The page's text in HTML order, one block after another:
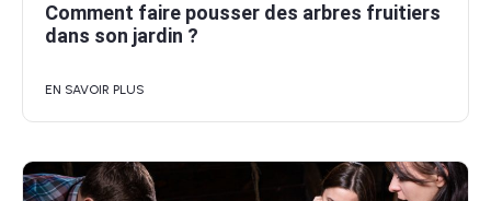
Comment faire pousser des arbres fruitiers
dans son jardin ?
EN SAVOIR PLUS